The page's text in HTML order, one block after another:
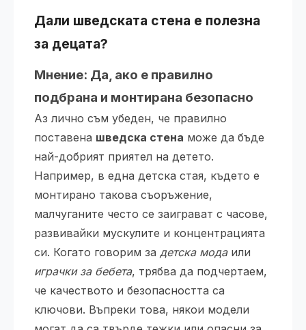
Дали шведската стена е полезна
за децата?
Мнение: Да, ако е правилно
подбрана и монтирана безопасно
Аз лично съм убеден, че правилно
поставена шведска стена може да бъде
най-добрият приятел на детето.
Например, в една детска стая, където е
монтирано такова съоръжение,
малчуганите често се заиграват с часове,
развивайки мускулите и концентрацията
си. Когато говорим за детска модаили
играчки за бебета, трябва да подчертаем,
че качеството и безопасността са
ключови. Въпреки това, някои модели